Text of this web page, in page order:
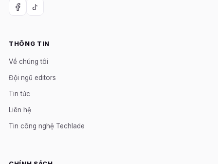
THÔNG TIN
Về chúng tôi
Đội ngũ editors
Tin tức
Liên hệ
Tin công nghệ Techlade